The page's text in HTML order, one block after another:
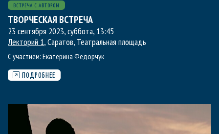
ВСТРЕЧА С АВТОРОМ
ТВОРЧЕСКАЯ ВСТРЕЧА
23 сентября 2023, суббота, 13:45
Лекторий 1, Саратов, Театральная площадь
С участием: Екатерина Федорчук
ПОДРОБНЕЕ